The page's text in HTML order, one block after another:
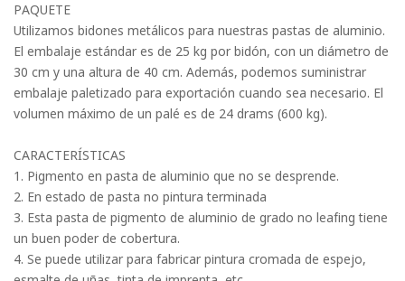
PAQUETE
Utilizamos bidones metálicos para nuestras pastas de aluminio.
El embalaje estándar es de 25 kg por bidón, con un diámetro de
30 cm y una altura de 40 cm. Además, podemos suministrar
embalaje paletizado para exportación cuando sea necesario. El
volumen máximo de un palé es de 24 drams (600 kg).
CARACTERÍSTICAS
1. Pigmento en pasta de aluminio que no se desprende.
2. En estado de pasta no pintura terminada
3. Esta pasta de pigmento de aluminio de grado no leafing tiene
un buen poder de cobertura.
4. Se puede utilizar para fabricar pintura cromada de espejo,